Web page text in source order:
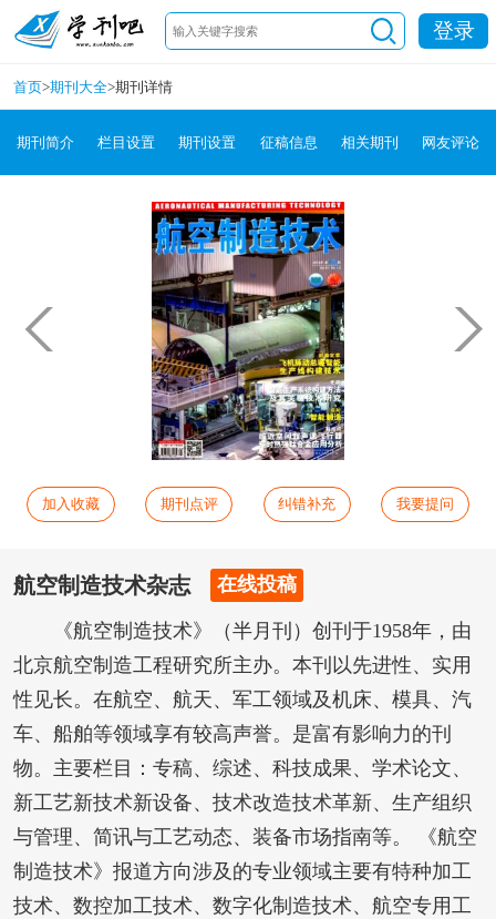
登录
首页>期刊大全>期刊详情
期刊简介 栏目设置 期刊设置 征稿信息 相关期刊 网友评论
加入收藏 期刊点评 纠错补充 我要提问
航空制造技术杂志 在线投稿
《航空制造技术》（半月刊）创刊于1958年，由
北京航空制造工程研究所主办。本刊以先进性、实用
性见长。在航空、航天、军工领域及机床、模具、汽
车、船舶等领域享有较高声誉。是富有影响力的刊
物。主要栏目：专稿、综述、科技成果、学术论文、
新工艺新技术新设备、技术改造技术革新、生产组织
与管理、简讯与工艺动态、装备市场指南等。 《航空
制造技术》报道方向涉及的专业领域主要有特种加工
技术、数控加工技术、数字化制造技术、航空专用工